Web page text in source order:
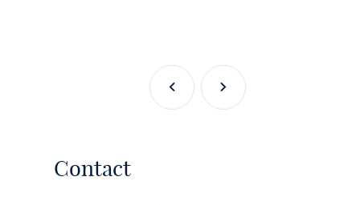
Précédent Suivant
Contact